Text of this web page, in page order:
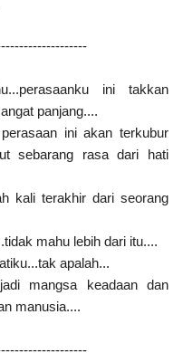
ini takkan
panjang....
ini akan terkubur
sebarang rasa dari hati
kali terakhir dari seorang
mahu lebih dari itu....
apalah...
mangsa keadaan dan
manusia....